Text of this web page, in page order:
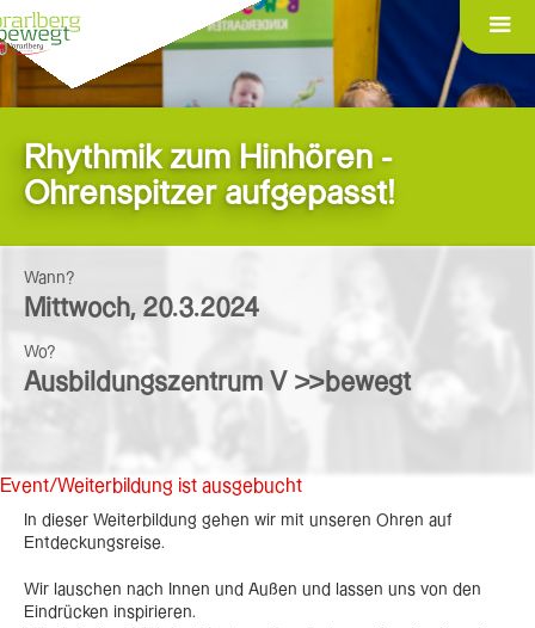
Rhythmik zum Hinhören -
Ohrenspitzer aufgepasst!
Wann?
Mittwoch, 20.3.2024
Wo?
Ausbildungszentrum V >>bewegt
Event/Weiterbildung ist ausgebucht
In dieser Weiterbildung gehen wir mit unseren Ohren auf
Entdeckungsreise.
Wir lauschen nach Innen und Außen und lassen uns von den
Eindrücken inspirieren.